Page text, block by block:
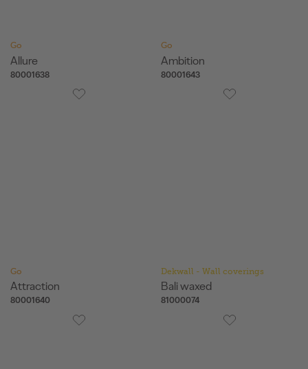
Go
Allure
80001638
Go
Ambition
80001643
Go
Attraction
80001640
Dekwall - Wall coverings
Bali waxed
81000074